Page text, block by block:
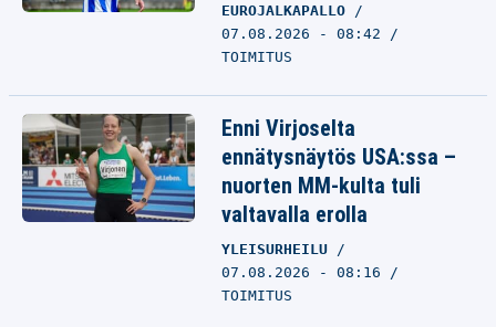
EUROJALKAPALLO
07.08.2026 - 08:42
TOIMITUS
Enni Virjoselta
ennätysnäytös USA:ssa –
nuorten MM-kulta tuli
valtavalla erolla
YLEISURHEILU
07.08.2026 - 08:16
TOIMITUS